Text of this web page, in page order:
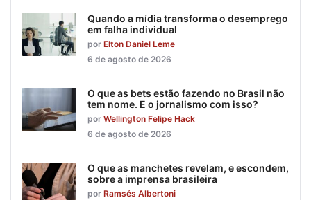
Quando a mídia transforma o desemprego
em falha individual
por Elton Daniel Leme
6 de agosto de 2026
O que as bets estão fazendo no Brasil não
tem nome. E o jornalismo com isso?
por Wellington Felipe Hack
6 de agosto de 2026
O que as manchetes revelam, e escondem,
sobre a imprensa brasileira
por Ramsés Albertoni